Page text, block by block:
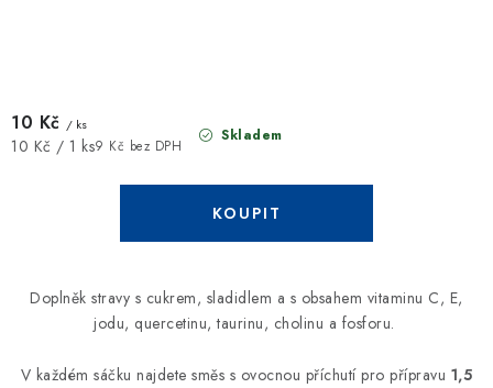
Skladem
9 Kč bez DPH
10 Kč / ks
Měrná
10 Kč / 1 ks
Doplněk stravy s cukrem, sladidlem a s obsahem vitaminu C, E,
jodu, quercetinu, taurinu, cholinu a fosforu.
V každém sáčku najdete směs s ovocnou příchutí pro přípravu 1,5